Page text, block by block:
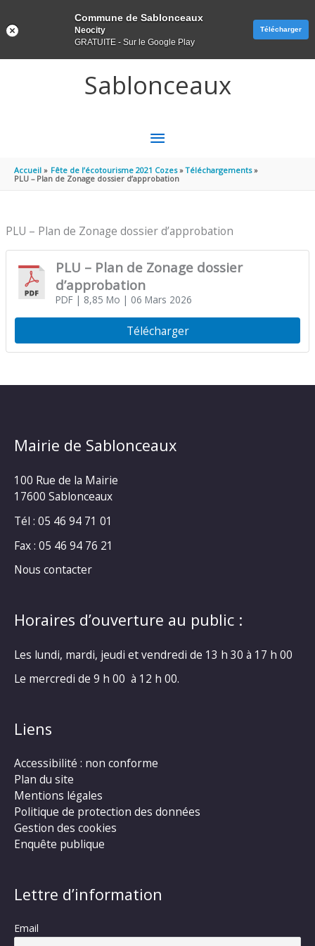
Sablonceaux
MENU
PRINCIPAL
Accueil Fête de l’écotourisme 2021 Cozes
Téléchargements
PLU – Plan de Zonage dossier d’approbation
PLU – Plan de Zonage dossier d’approbation
PLU – Plan de Zonage dossier
d’approbation
PDF| 8,85 Mo | 06 Mars 2026
Télécharger
Mairie de Sablonceaux
100 Rue de la Mairie
17600 Sablonceaux
Tél : 05 46 94 71 01
Fax : 05 46 94 76 21
Nous contacter
Horaires d’ouverture au public :
Les lundi, mardi, jeudi et vendredi de 13 h 30 à 17 h 00
Le mercredi de 9 h 00 à 12 h 00.
Liens
Accessibilité : non conforme
Plan du site
Mentions légales
Politique de protection des données
Gestion des cookies
Enquête publique
Lettre d’information
Email
Commune de Sablonceaux
Neocity
GRATUITE - Sur le Google Play
Télécharger